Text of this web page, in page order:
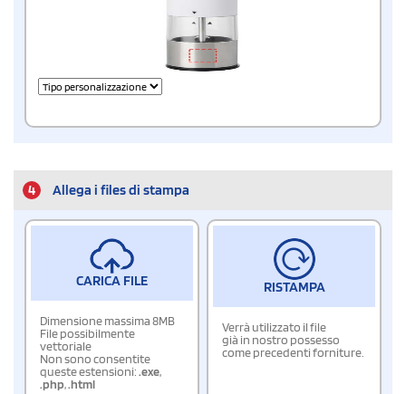
4 Allega i files di stampa
CARICA FILE
Dimensione massima 8MB
File possibilmente
vettoriale
Non sono consentite
queste estensioni:.exe,
.php,.html
RISTAMPA
Verrà utilizzato il file
già in nostro possesso
come precedenti forniture.